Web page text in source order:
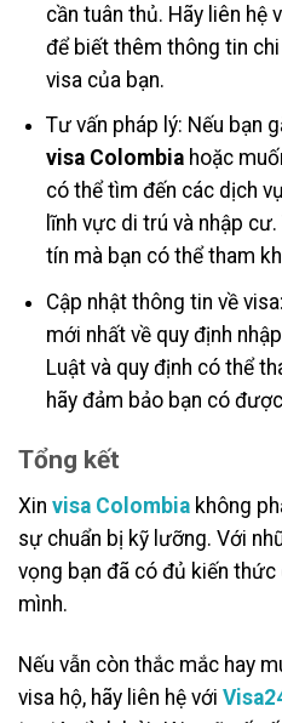
cần tuân thủ. Hãy liên hệ
để biết thêm thông tin
visa của bạn.
Tư vấn pháp lý: Nếu bạn
visa Colombiahoặc
có thể tìm đến các dịch
lĩnh vực di trú và nhập
tín mà bạn có thể tham
Cập nhật thông tin về
mới nhất về quy định
Luật và quy định có thể
hãy đảm bảo bạn có
Tổng kết
Xin visa Colombia không
sự chuẩn bị kỹ lưỡng. Với
vọng bạn đã có đủ kiến
mình.
Nếu vẫn còn thắc mắc hay
visa hộ, hãy liên hệ với